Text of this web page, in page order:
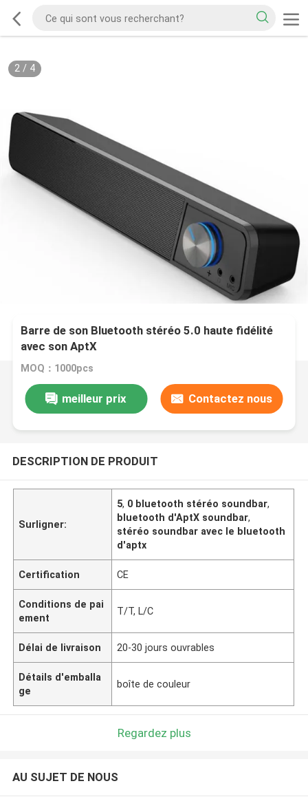
2/ 4
Barre de son Bluetooth stéréo 5.0 haute fidélité
avec son AptX
MOQ：1000pcs
meilleur prix Contactez nous
DESCRIPTION DE PRODUIT
Surligner:
5, 0 bluetooth stéréo soundbar,
bluetooth d'AptX soundbar,
stéréo soundbar avec le bluetooth
d'aptx
Certification CE
Conditions de pai
ement
T/T, L/C
Délai de livraison 20-30 jours ouvrables
Détails d'emballa
ge
boîte de couleur
Regardez plus
AU SUJET DE NOUS